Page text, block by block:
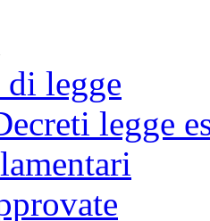
legge
legge